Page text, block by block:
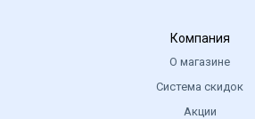
Компания
О магазине
Система скидок
Акции